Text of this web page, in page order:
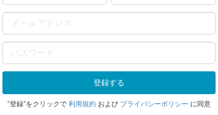
"登録"をクリックで 利用規約 および プライバシーポリシー に同意